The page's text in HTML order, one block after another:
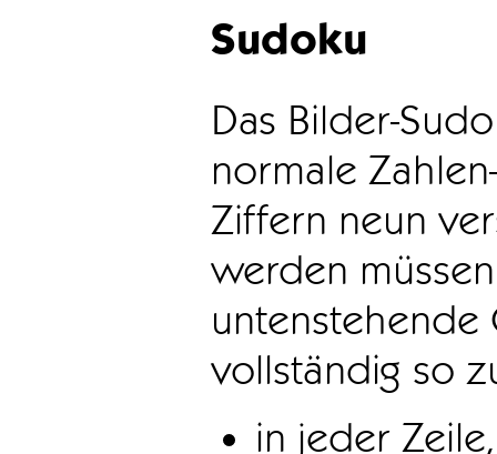
Sudoku
Das Bilder-
normale
Ziffern neun
werden
vollständig so
in jeder Zeile,